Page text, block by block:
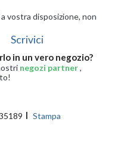
vostra disposizione, non
Scrivici
in un vero negozio?
negozi partner,
Stampa